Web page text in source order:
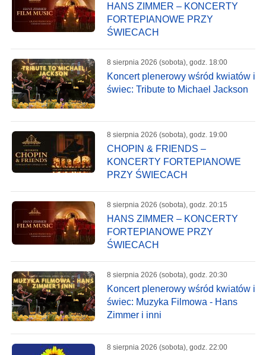
HANS ZIMMER – KONCERTY
FORTEPIANOWE PRZY
ŚWIECACH
8 sierpnia 2026 (sobota), godz. 18:00
Koncert plenerowy wśród kwiatów i
świec: Tribute to Michael Jackson
8 sierpnia 2026 (sobota), godz. 19:00
CHOPIN & FRIENDS –
KONCERTY FORTEPIANOWE
PRZY ŚWIECACH
8 sierpnia 2026 (sobota), godz. 20:15
HANS ZIMMER – KONCERTY
FORTEPIANOWE PRZY
ŚWIECACH
8 sierpnia 2026 (sobota), godz. 20:30
Koncert plenerowy wśród kwiatów i
świec: Muzyka Filmowa - Hans
Zimmer i inni
8 sierpnia 2026 (sobota), godz. 22:00